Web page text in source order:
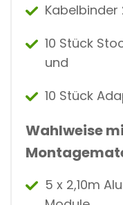
10 Stück
und
10 Stück
Wahlweise
5 x 2,10m